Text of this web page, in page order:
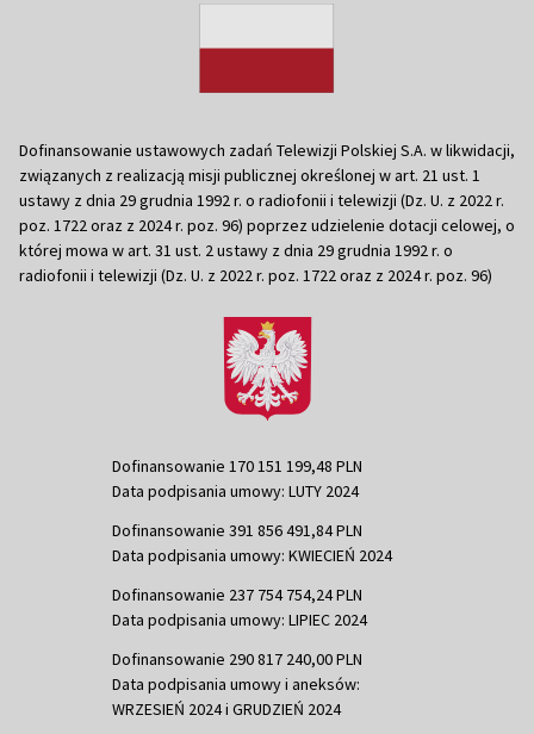
Dofinansowanie ustawowych zadań Telewizji Polskiej S.A. w likwidacji,
związanych z realizacją misji publicznej określonej w art. 21 ust. 1
ustawy z dnia 29 grudnia 1992 r. o radiofonii i telewizji (Dz. U. z 2022 r.
poz. 1722 oraz z 2024 r. poz. 96) poprzez udzielenie dotacji celowej, o
której mowa w art. 31 ust. 2 ustawy z dnia 29 grudnia 1992 r. o
radiofonii i telewizji (Dz. U. z 2022 r. poz. 1722 oraz z 2024 r. poz. 96)
Dofinansowanie 170 151 199,48 PLN
Data podpisania umowy: LUTY 2024
Dofinansowanie 391 856 491,84 PLN
Data podpisania umowy: KWIECIEŃ 2024
Dofinansowanie 237 754 754,24 PLN
Data podpisania umowy: LIPIEC 2024
Dofinansowanie 290 817 240,00 PLN
Data podpisania umowy i aneksów:
WRZESIEŃ 2024 i GRUDZIEŃ 2024